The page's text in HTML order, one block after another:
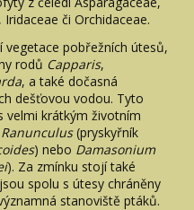
či Orchidaceae.
pobřežních útesů,
rodů Capparis,
, a také dočasná
dešťovou vodou. Tyto
velmi krátkým životním
Ranunculus(pryskyřník
) nebo Damasonium
). Za zmínku stojí také
spolu s útesy chráněny
stanoviště ptáků.